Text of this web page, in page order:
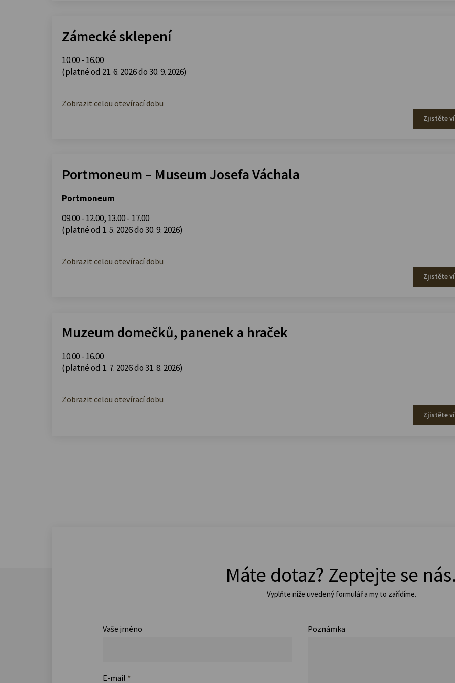
Zámecké sklepení
10.00 - 16.00
(platné od 21. 6. 2026 do 30. 9. 2026)
Zobrazit celou otevírací dobu
Zjistěte
Portmoneum – Museum Josefa Váchala
Portmoneum
09.00 - 12.00, 13.00 - 17.00
(platné od 1. 5. 2026 do 30. 9. 2026)
Zobrazit celou otevírací dobu
Zjistěte
Muzeum domečků, panenek a hraček
10.00 - 16.00
(platné od 1. 7. 2026 do 31. 8. 2026)
Zobrazit celou otevírací dobu
Zjistěte
Máte dotaz? Zeptejte se
Vyplňte níže uvedený formulář a my to zařídíme.
Vaše jméno
E-mail *
Poznámka